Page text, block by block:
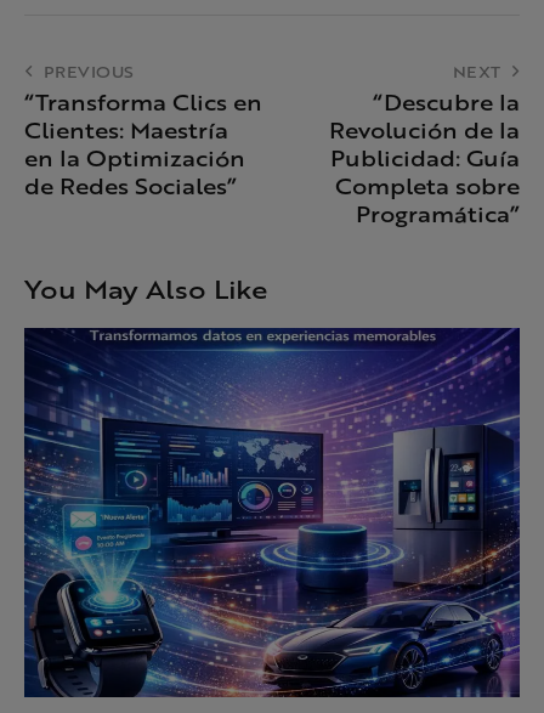
PREVIOUS
“Transforma Clics en
Clientes: Maestría
en la Optimización
de Redes Sociales”
NEXT
“Descubre la
Revolución de la
Publicidad: Guía
Completa sobre
Programática”
You May Also Like